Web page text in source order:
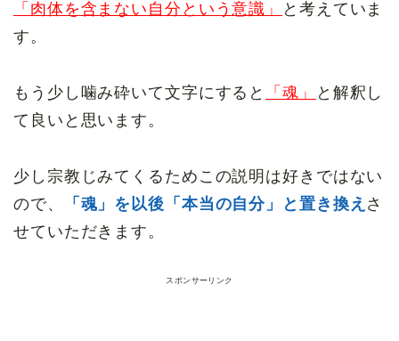
「肉体を含まない自分という意識」
と考えていま
す。
もう少し噛み砕いて文字にすると 「魂」
と解釈し
て良いと思います。
少し宗教じみてくるためこの説明は好きではない
ので、
「魂」を以後「本当の自分」と置き換え さ
せていただきます。
スポンサーリンク